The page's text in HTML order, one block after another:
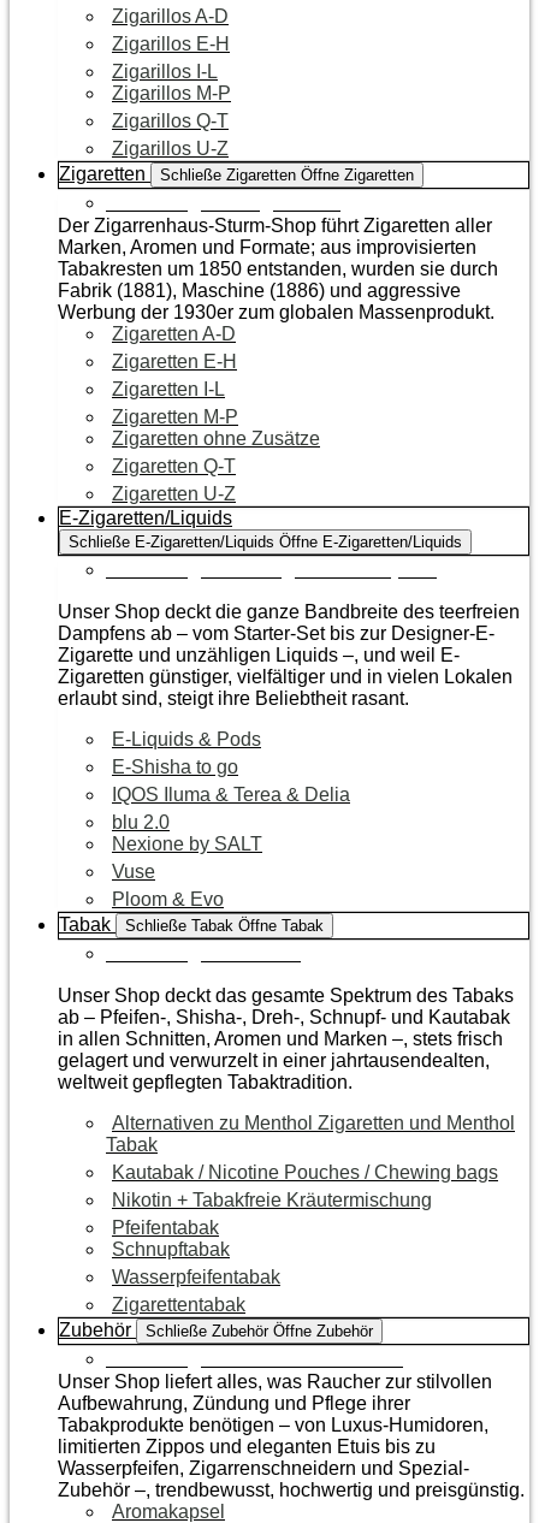
Zigarillos A-D
Zigarillos E-H
Zigarillos I-L
Zigarillos M-P
Zigarillos Q-T
Zigarillos U-Z
Zigaretten
Schließe Zigaretten Öffne Zigaretten
Der Zigarrenhaus-Sturm-Shop führt Zigaretten aller
Marken, Aromen und Formate; aus improvisierten
Tabakresten um 1850 entstanden, wurden sie durch
Fabrik (1881), Maschine (1886) und aggressive
Werbung der 1930er zum globalen Massenprodukt.
Zigaretten A-D
Zigaretten E-H
Zigaretten I-L
Zigaretten M-P
Zigaretten ohne Zusätze
Zigaretten Q-T
Zigaretten U-Z
E-Zigaretten/Liquids
Schließe E-Zigaretten/Liquids Öffne E-Zigaretten/Liquids
Unser Shop deckt die ganze Bandbreite des teerfreien
Dampfens ab – vom Starter-Set bis zur Designer-E-
Zigarette und unzähligen Liquids –, und weil E-
Zigaretten günstiger, vielfältiger und in vielen Lokalen
erlaubt sind, steigt ihre Beliebtheit rasant.
E-Liquids & Pods
E-Shisha to go
IQOS Iluma & Terea & Delia
blu 2.0
Nexione by SALT
Vuse
Ploom & Evo
Tabak
Schließe Tabak Öffne Tabak
Unser Shop deckt das gesamte Spektrum des Tabaks
ab – Pfeifen-, Shisha-, Dreh-, Schnupf- und Kautabak
in allen Schnitten, Aromen und Marken –, stets frisch
gelagert und verwurzelt in einer jahrtausendealten,
weltweit gepflegten Tabaktradition.
Alternativen zu Menthol Zigaretten und Menthol
Tabak
Kautabak / Nicotine Pouches / Chewing bags
Nikotin + Tabakfreie Kräutermischung
Pfeifentabak
Schnupftabak
Wasserpfeifentabak
Zigarettentabak
Zubehör
Schließe Zubehör Öffne Zubehör
Unser Shop liefert alles, was Raucher zur stilvollen
Aufbewahrung, Zündung und Pflege ihrer
Tabakprodukte benötigen – von Luxus-Humidoren,
limitierten Zippos und eleganten Etuis bis zu
Wasserpfeifen, Zigarrenschneidern und Spezial-
Zubehör –, trendbewusst, hochwertig und preisgünstig.
Aromakapsel